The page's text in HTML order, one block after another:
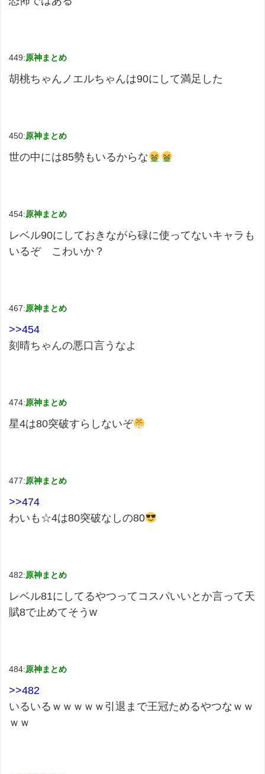
449:原神まとめ
胡桃ちゃんノエルちゃんは90にして満足した
450:原神まとめ
世の中には85勢もいるからな
454:原神まとめ
レベル90にしておきながら碌に使ってないキャラも
いるぞ こわいか？
467:原神まとめ
>>454
刻晴ちゃんの悪口言うなよ
474:原神まとめ
星4は80突破すらしないぞ
477:原神まとめ
>>474
わいも☆4は80突破なしの80
482:原神まとめ
レベル81にしてるやつってコスパいいとか言って天
賦8で止めてそうw
484:原神まとめ
>>482
いるいるｗｗｗｗｗ引退まで王冠ためるやつなｗｗ
ｗｗ